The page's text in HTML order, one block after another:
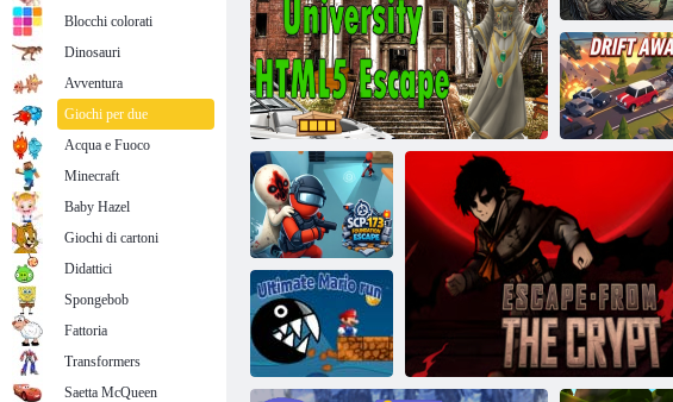
Money Movers 1
Università abbandonata HTML5 Escape
Fuga dal
manicomio
Andare alla
deriva
SCP-173: Fuga
dalla Fondazione
Blocchi colorati
Dinosauri
Avventura
Giochi per due
Acqua e Fuoco
Minecraft
Baby Hazel
Giochi di cartoni
Didattici
Spongebob
Fattoria
Transformers
Saetta McQueen